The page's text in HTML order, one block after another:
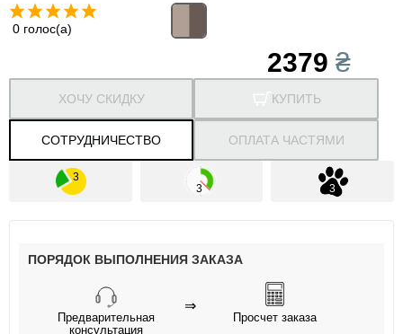
0 голос(а)
2379₴
КУПИТЬ
СОТРУДНИЧЕСТВО
ХОЧУ СКИДКУ
ОПЛАТА ЧАСТЯМИ
ПОРЯДОК ВЫПОЛНЕНИЯ ЗАКАЗА
Предварительная
консультация
⇒
Просчет заказа